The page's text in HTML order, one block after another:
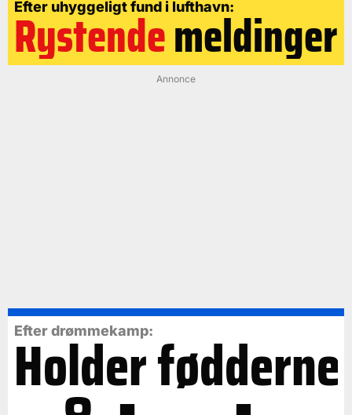
Efter uhyggeligt fund i lufthavn:
Rystendemeldinger
Annonce
Efter drømmekamp:
Holder fødderne